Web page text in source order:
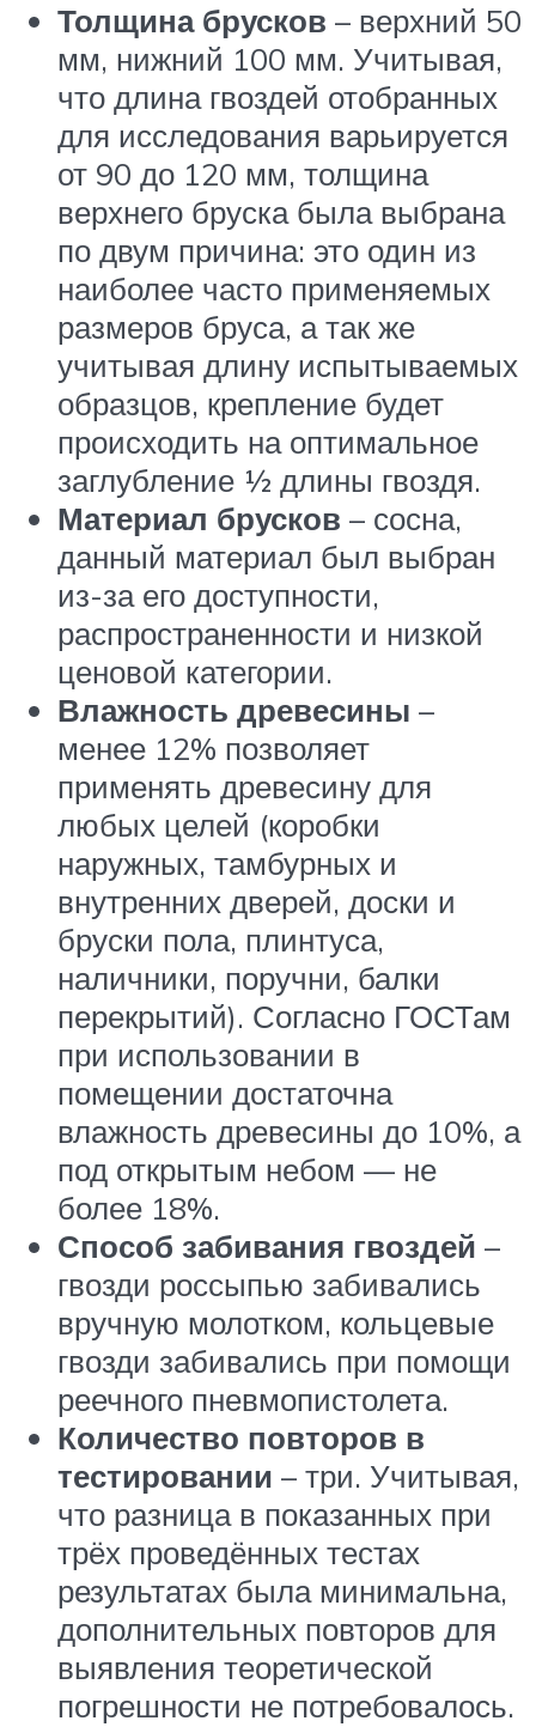
Толщина брусков – верхний 50
мм, нижний 100 мм. Учитывая,
что длина гвоздей отобранных
для исследования варьируется
от 90 до 120 мм, толщина
верхнего бруска была выбрана
по двум причина: это один из
наиболее часто применяемых
размеров бруса, а так же
учитывая длину испытываемых
образцов, крепление будет
происходить на оптимальное
заглубление ½ длины гвоздя.
Материал брусков – сосна,
данный материал был выбран
из-за его доступности,
распространенности и низкой
ценовой категории.
Влажность древесины –
менее 12% позволяет
применять древесину для
любых целей (коробки
наружных, тамбурных и
внутренних дверей, доски и
бруски пола, плинтуса,
наличники, поручни, балки
перекрытий). Согласно ГОСТам
при использовании в
помещении достаточна
влажность древесины до 10%, а
под открытым небом — не
более 18%.
Способ забивания гвоздей –
гвозди россыпью забивались
вручную молотком, кольцевые
гвозди забивались при помощи
реечного пневмопистолета.
Количество повторов в
тестировании – три. Учитывая,
что разница в показанных при
трёх проведённых тестах
результатах была минимальна,
дополнительных повторов для
выявления теоретической
погрешности не потребовалось.